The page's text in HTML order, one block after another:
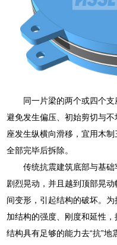
同一片梁的两个或四个
避免发生偏压、初始剪切与
座发生纵横向滑移，宜用木
全部完毕后拆除。
传统抗震建筑底部与基
剧烈晃动，并且越到顶部晃
间变形，引起结构的破坏。
加结构的强度、刚度和延性
结构具有足够的能力去“抗”